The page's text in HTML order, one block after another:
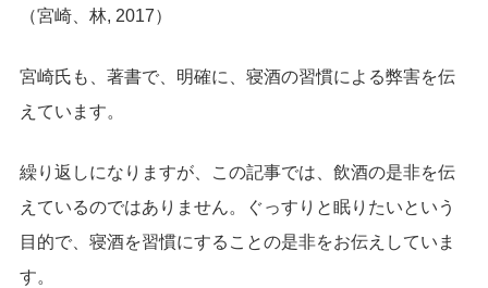
（宮崎、林, 2017）
宮崎氏も、著書で、明確に、寝酒の習慣による弊害を伝
えています。
繰り返しになりますが、この記事では、飲酒の是非を伝
えているのではありません。ぐっすりと眠りたいという
目的で、寝酒を習慣にすることの是非をお伝えしていま
す。